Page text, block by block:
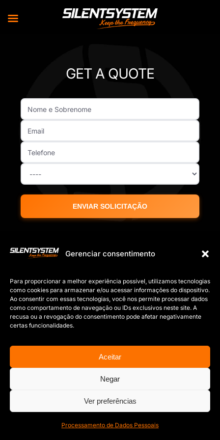
Gerenciar consentimento
Para proporcionar a melhor experiência possível, utilizamos tecnologias
como cookies para armazenar e/ou acessar informações do dispositivo.
Ao consentir com essas tecnologias, você nos permite processar dados
como comportamento de navegação ou IDs exclusivos neste site. A
recusa ou a revogação do consentimento pode afetar negativamente
certas funcionalidades.
Aceitar
Negar
Ver preferências
Processamento de Dados Pessoais
GET A QUOTE
ENVIAR SOLICITAÇÃO
Copyright © 2012 – 2026 | Silentsystem ® Brasil | All Rights Reserved